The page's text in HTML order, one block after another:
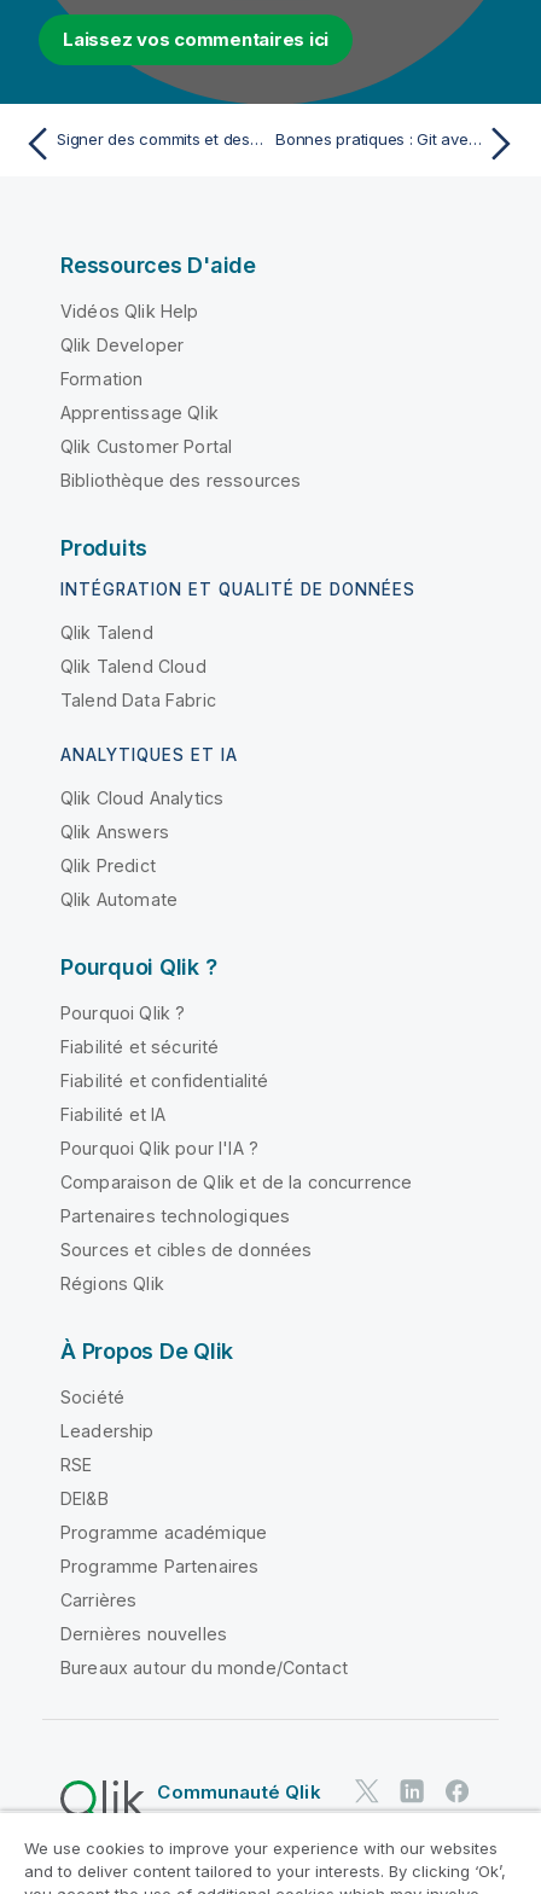
Laissez vos commentaires ici
Signer des commits et des tags avec GPG en mode de stockage Git standard Bonnes pratiques : Git avec Talend
Ressources D'aide
Vidéos Qlik Help
Qlik Developer
Formation
Apprentissage Qlik
Qlik Customer Portal
Bibliothèque des ressources
Produits
INTÉGRATION ET QUALITÉ DE DONNÉES
Qlik Talend
Qlik Talend Cloud
Talend Data Fabric
ANALYTIQUES ET IA
Qlik Cloud Analytics
Qlik Answers
Qlik Predict
Qlik Automate
Pourquoi Qlik ?
Pourquoi Qlik ?
Fiabilité et sécurité
Fiabilité et confidentialité
Fiabilité et IA
Pourquoi Qlik pour l'IA ?
Comparaison de Qlik et de la concurrence
Partenaires technologiques
Sources et cibles de données
Régions Qlik
À Propos De Qlik
Société
Leadership
RSE
DEI&B
Programme académique
Programme Partenaires
Carrières
Dernières nouvelles
Bureaux autour du monde/Contact
Communauté Qlik
Contrats juridiques
Conditions d'utilisation des produits
We use cookies to improve your experience with our websites
and to deliver content tailored to your interests. By clicking ‘Ok’,